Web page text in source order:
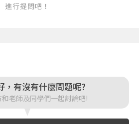
入
密碼
進行提問吧！
，有沒有什麼問題呢?
和老師及同學們一起討論吧!